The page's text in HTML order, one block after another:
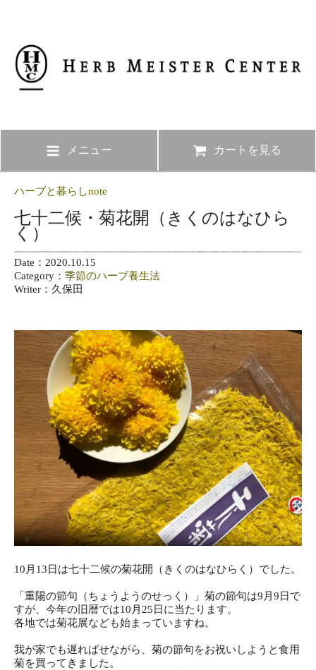
メニュー カートを見る
ハーブと暮らしnote
七十二候・菊花開（きくのはなひら
く）
Date：2020.10.15
Category： 季節のハーブ養生法
Writer：久保田
10月13日は七十二候の菊花開（きくのはなひらく）でした。
「重陽の節句（ちょうようのせっく）」菊の節句は9月9日で
すが、今年の旧暦では10月25日に当たります。
各地では菊花展なども始まっていますね。
我が家でも遅ればせながら、菊の節句をお祝いしようと食用
菊を買ってきました。